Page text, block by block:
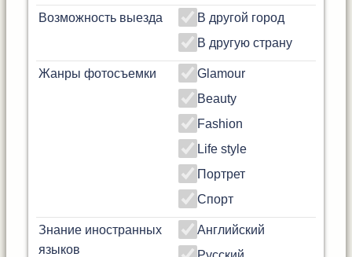
Возможность выезда
В другой город
В другую страну
Жанры фотосъемки
Glamour
Beauty
Fashion
Life style
Портрет
Спорт
Знание иностранных
языков
Английский